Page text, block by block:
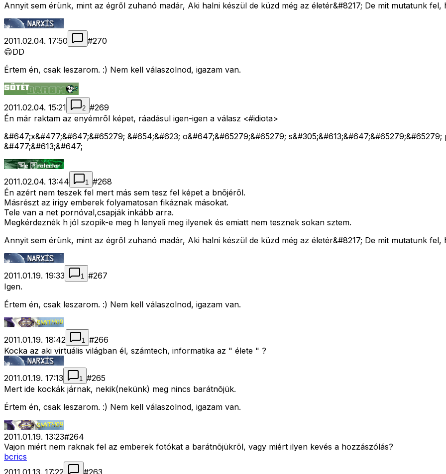
Annyit sem érünk, mint az égről zuhanó madár, Aki halni készül de küzd még az életér&#8217; De mit mutatunk fel,
2011.02.04. 17:50 #270
😄DD
Értem én, csak leszarom. :) Nem kell válaszolnod, igazam van.
2011.02.04. 15:21 2 #269
Én már raktam az enyémrõl képet, ráadásul igen-igen a válasz <#idiota>
&#647;x&#477;&#647;&#65279; &#654;&#623; o&#647;&#65279;&#65279;
&#477;&#613;&#647;
2011.02.04. 13:44 1 #268
Én azért nem teszek fel mert más sem tesz fel képet a bnõjérõl.
Másrészt az irigy emberek folyamatosan fikáznak másokat.
Tele van a net pornóval,csapják inkább arra.
Megkérdeznék h jól szopik-e meg h lenyeli meg ilyenek és emiatt nem tesznek sokan sztem.
Annyit sem érünk, mint az égről zuhanó madár, Aki halni készül de küzd még az életér&#8217; De mit mutatunk fel,
2011.01.19. 19:33 1 #267
Igen.
Értem én, csak leszarom. :) Nem kell válaszolnod, igazam van.
2011.01.19. 18:42 1 #266
Kocka az aki virtuális világban él, számtech, informatika az " élete " ?
2011.01.19. 17:13 1 #265
Mert ide kockák járnak, nekik(nekünk) meg nincs barátnõjük.
Értem én, csak leszarom. :) Nem kell válaszolnod, igazam van.
2011.01.19. 13:23#264
Vajon miért nem raknak fel az emberek fotókat a barátnõjükrõl, vagy miért ilyen kevés a hozzászólás?
bcrics